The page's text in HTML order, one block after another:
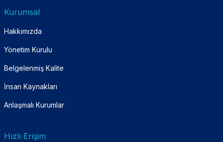
Kurumsal
Hakkımızda
Yönetim Kurulu
Belgelenmiş Kalite
İnsan Kaynakları
Anlaşmalı Kurumlar
Hızlı Erişim